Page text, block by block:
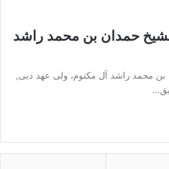
حمدان بن محمد راشد
محمد راشد آل مكتوم، ولى عهد دبى,